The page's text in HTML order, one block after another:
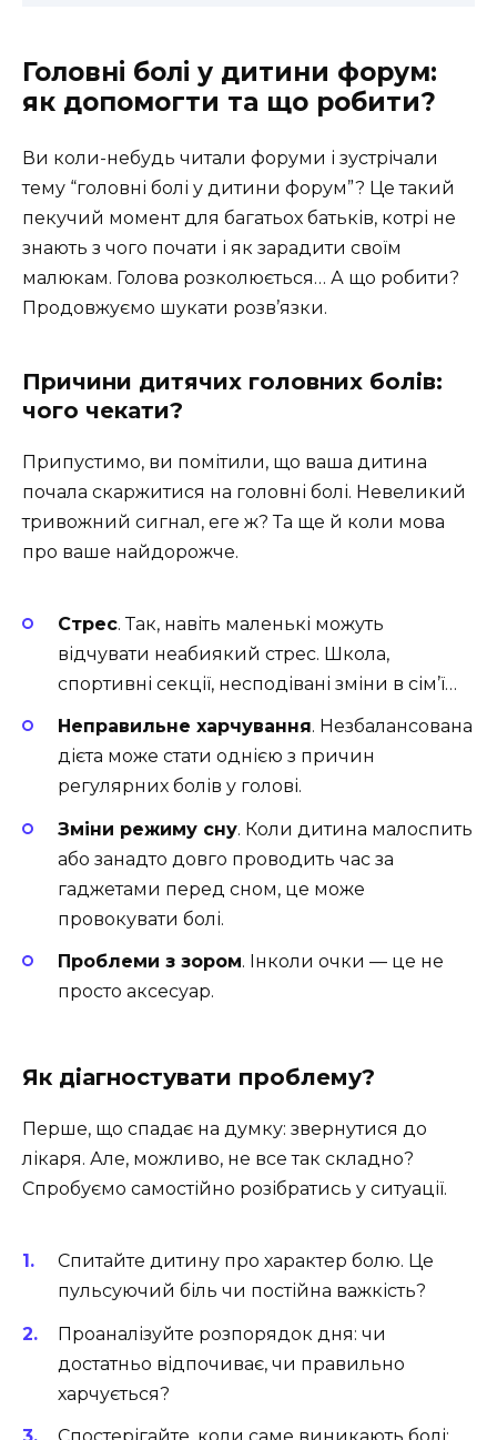
Головні болі у дитини форум:
як допомогти та що робити?
Ви коли-небудь читали форуми і зустрічали
тему “головні болі у дитини форум”? Це такий
пекучий момент для багатьох батьків, котрі не
знають з чого почати і як зарадити своїм
малюкам. Голова розколюється… А що робити?
Продовжуємо шукати розв’язки.
Причини дитячих головних болів:
чого чекати?
Припустимо, ви помітили, що ваша дитина
почала скаржитися на головні болі. Невеликий
тривожний сигнал, еге ж? Та ще й коли мова
про ваше найдорожче.
Стрес. Так, навіть маленькі можуть
відчувати неабиякий стрес. Школа,
спортивні секції, несподівані зміни в сім’ї…
Неправильне харчування. Незбалансована
дієта може стати однією з причин
регулярних болів у голові.
Зміни режиму сну. Коли дитина малоспить
або занадто довго проводить час за
гаджетами перед сном, це може
провокувати болі.
Проблеми з зором. Інколи очки — це не
просто аксесуар.
Як діагностувати проблему?
Перше, що спадає на думку: звернутися до
лікаря. Але, можливо, не все так складно?
Спробуємо самостійно розібратись у ситуації.
Спитайте дитину про характер болю. Це
пульсуючий біль чи постійна важкість?
Проаналізуйте розпорядок дня: чи
достатньо відпочиває, чи правильно
харчується?